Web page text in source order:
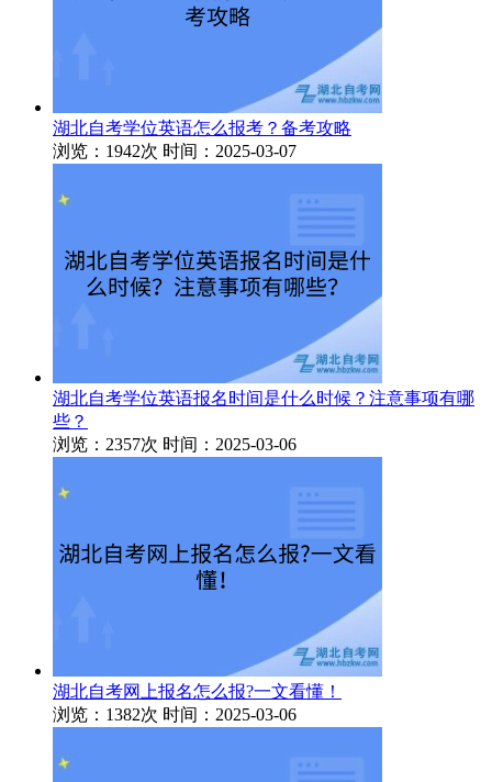
湖北自考学位英语怎么报考？备考攻略
浏览：1942次 时间：2025-03-07
湖北自考学位英语报名时间是什么时候？注意事项有哪
些？
浏览：2357次 时间：2025-03-06
湖北自考网上报名怎么报?一文看懂！
浏览：1382次 时间：2025-03-06